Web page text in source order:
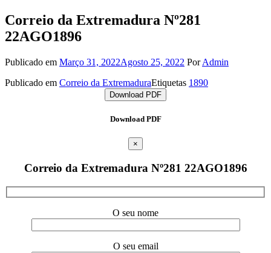
Correio da Extremadura Nº281
22AGO1896
Publicado em Março 31, 2022Agosto 25, 2022 PorAdmin
Publicado em Correio da ExtremaduraEtiquetas 1890
Download PDF
Download PDF
×
Correio da Extremadura Nº281 22AGO1896
O seu nome
O seu email